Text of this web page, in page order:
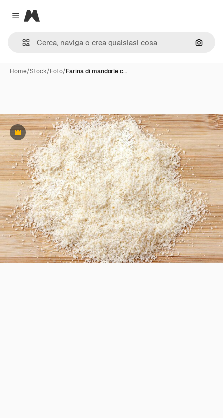
Close menu
Magnific
Cerca
Home/Stock/Foto/Farina di mandorle c…
Premium